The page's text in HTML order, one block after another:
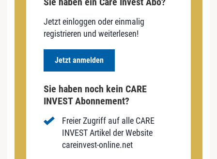
Jetzt einloggen oder einmalig
registrieren und weiterlesen!
Jetzt anmelden
Sie haben noch kein CARE
INVEST Abonnement?
Freier Zugriff auf alle CARE
INVEST Artikel der Website
careinvest-online.net